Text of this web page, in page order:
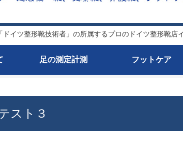
イツ整形靴技術者」の所属するプロのドイツ整形靴店
足の測定計測 フットケア
スト３